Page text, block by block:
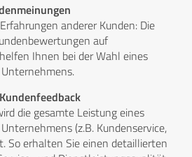
anderer Kunden: Die
auf
Ihnen bei der Wahl eines
die gesamte Leistung eines
(z.B. Kundenservice,
So erhalten Sie einen detaillierten